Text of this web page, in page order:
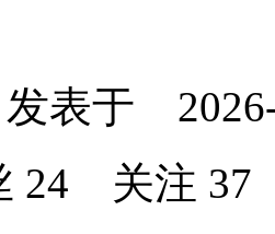
表于 2026-
24 关注 37